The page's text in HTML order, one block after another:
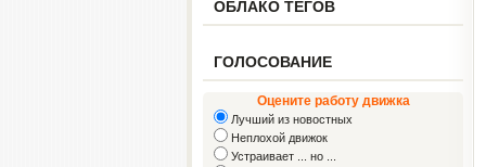
ОБЛАКО ТЕГОВ
ГОЛОСОВАНИЕ
Оцените работу движка
Лучший из новостных
Неплохой движок
Устраивает ... но ...